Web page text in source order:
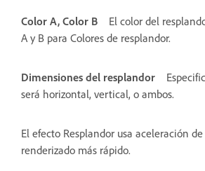
Color A, Color B
El color del
A y B para Colores de resplandor.
Dimensiones del resplandor
será horizontal, vertical, o ambos.
El efecto Resplandor usa aceleración
renderizado más rápido.